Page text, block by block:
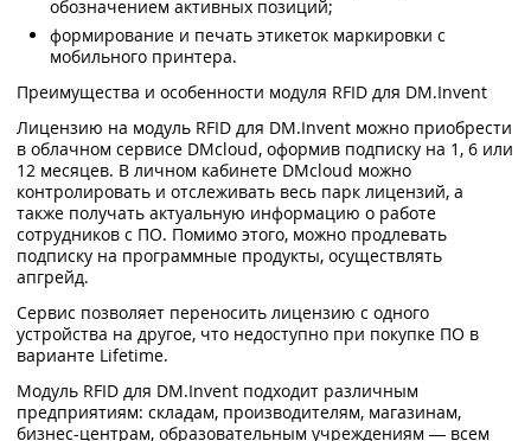
обозначением активных позиций;
формирование и печать этикеток маркировки с
мобильного принтера.
Преимущества и особенности модуля RFID для DM.Invent
Лицензию на модуль RFID для DM.Invent можно приобрести
в облачном сервисе DMcloud, оформив подписку на 1, 6 или
12 месяцев. В личном кабинете DMcloud можно
контролировать и отслеживать весь парк лицензий, а
также получать актуальную информацию о работе
сотрудников с ПО. Помимо этого, можно продлевать
подписку на программные продукты, осуществлять
апгрейд.
Сервис позволяет переносить лицензию с одного
устройства на другое, что недоступно при покупке ПО в
варианте Lifetime.
Модуль RFID для DM.Invent подходит различным
предприятиям: складам, производителям, магазинам,
бизнес-центрам, образовательным учреждениям — всем